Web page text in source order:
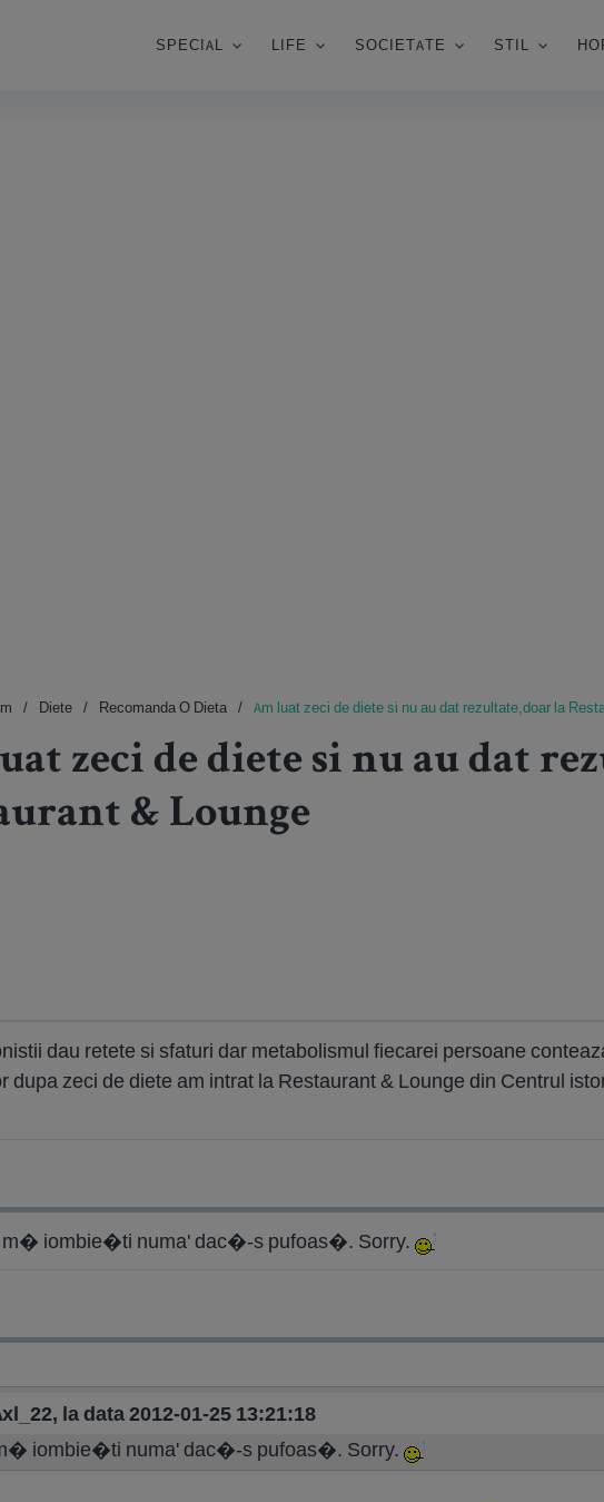
SPECIAL LIFE SOCIETATE STIL
Diete Recomanda O Dieta Am luat zeci de diete si nu au dat rezultate,doar la
zeci de diete si nu au dat
& Lounge
dau retete si sfaturi dar metabolismul fiecarei persoane
dupa zeci de diete am intrat la Restaurant & Lounge din Centrul
m� iombie�ti numa' dac�-s pufoas�. Sorry.
la data 2012-01-25 13:21:18
iombie�ti numa' dac�-s pufoas�. Sorry.